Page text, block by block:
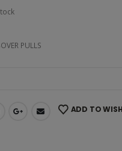
PULLS
ADD TO